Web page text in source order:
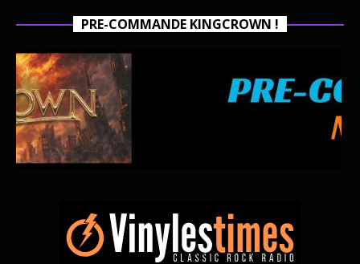
PRE-COMMANDE KINGCROWN !